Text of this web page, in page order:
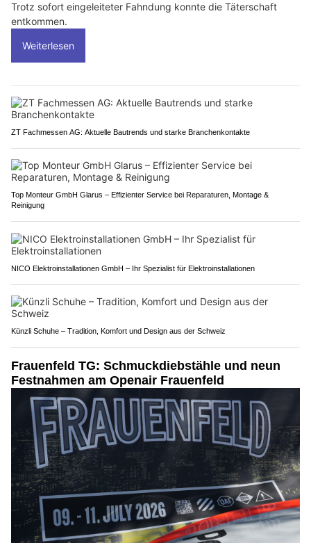
Trotz sofort eingeleiteter Fahndung konnte die Täterschaft
entkommen.
Weiterlesen
ZT Fachmessen AG: Aktuelle Bautrends und starke Branchenkontakte
Top Monteur GmbH Glarus – Effizienter Service bei Reparaturen, Montage &
Reinigung
NICO Elektroinstallationen GmbH – Ihr Spezialist für Elektroinstallationen
Künzli Schuhe – Tradition, Komfort und Design aus der Schweiz
Frauenfeld TG: Schmuckdiebstähle und neun
Festnahmen am Openair Frauenfeld